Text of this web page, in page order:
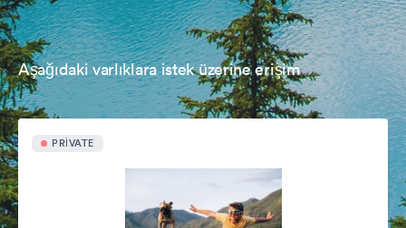
Aşağıdaki varlıklara istek üzerine erişim
PRIVATE